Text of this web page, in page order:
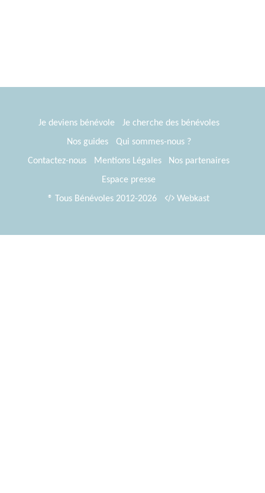
Je deviens bénévole
Je cherche des bénévoles
Nos guides
Qui sommes-nous ?
Contactez-nous
Mentions Légales
Nos partenaires
Espace presse
® Tous Bénévoles 2012-2026
Webkast